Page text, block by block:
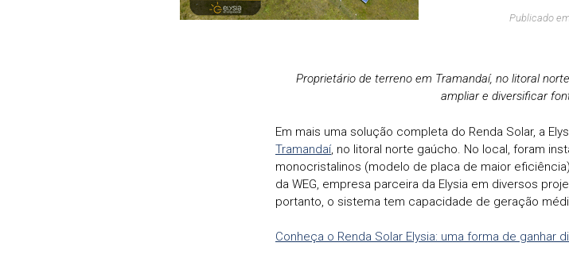
Publicado
Proprietário de terreno em Tramandaí, no litoral
ampliar e diversificar
Em mais uma solução completa do Renda Solar, a
Tramandaí, no litoral norte gaúcho. No local, foram
monocristalinos (modelo de placa de maior
da WEG, empresa parceira da Elysia em diversos
portanto, o sistema tem capacidade de geração
Conheça o Renda Solar Elysia: uma forma de ganhar